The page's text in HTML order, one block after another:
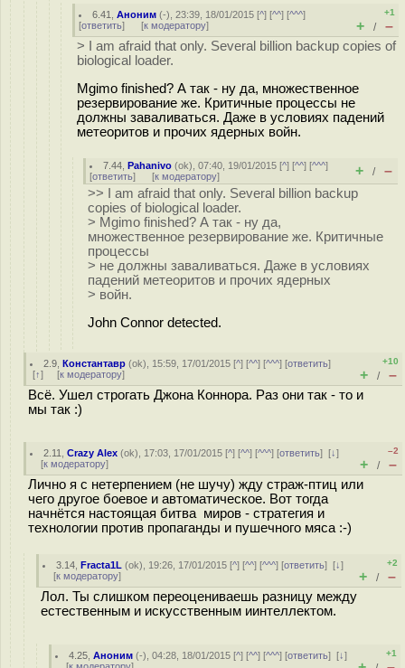
6.41 ,Аноним (-), 23:39, 18/01/2015 [^] [^^] [^^^]
[ответить] [к модератору]
+1
+ / –
> I am afraid that only. Several billion backup copies of
biological loader.
Mgimo finished? А так - ну да, множественное
резервирование же. Критичные процессы не
должны заваливаться. Даже в условиях падений
метеоритов и прочих ядерных войн.
7.44 ,Pahanivo (ok), 07:40, 19/01/2015 [^] [^^] [^^^]
[ответить] [к модератору] + / –
>> I am afraid that only. Several billion backup
copies of biological loader.
> Mgimo finished? А так - ну да,
множественное резервирование же. Критичные
процессы
> не должны заваливаться. Даже в условиях
падений метеоритов и прочих ядерных
> войн.
John Connor detected.
2.9 ,Константавр (ok), 15:59, 17/01/2015 [^] [^^] [^^^] [ответить]
[↑] [к модератору]
+10
+ / –
Всё. Ушел строгать Джона Коннора. Раз они так - то и
мы так :)
2.11 ,Crazy Alex (ok), 17:03, 17/01/2015 [^] [^^] [^^^] [ответить][↓]
[к модератору]
–2
+ / –
Лично я с нетерпением (не шучу) жду страж-птиц или
чего другое боевое и автоматическое. Вот тогда
начнётся настоящая битва миров - стратегия и
технологии против пропаганды и пушечного мяса :-)
3.14 ,Fracta1L (ok), 19:26, 17/01/2015 [^] [^^] [^^^] [ответить][↓]
[к модератору]
+2
+ / –
Лол. Ты слишком переоцениваешь разницу между
естественным и искусственным иинтеллектом.
4.25 ,Аноним (-), 04:28, 18/01/2015 [^] [^^] [^^^] [ответить][↓]
+1